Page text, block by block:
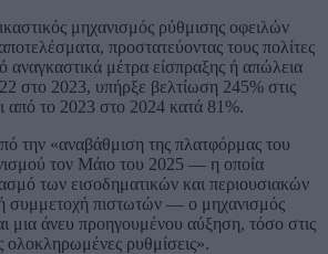
μηχανισμός ρύθμισης οφειλών
προστατεύοντας τους πολίτες
αναγκαστικά μέτρα είσπραξης ή απώλεια
στο 2023, υπήρξε βελτίωση 245% στις
από το 2023 στο 2024 κατά 81%.
την «αναβάθμιση της πλατφόρμας του
τον Μάιο του 2025 — η οποία
των εισοδηματικών και περιουσιακών
συμμετοχή πιστωτών — ο μηχανισμός
μια άνευ προηγουμένου αύξηση, τόσο στις
ολοκληρωμένες ρυθμίσεις».